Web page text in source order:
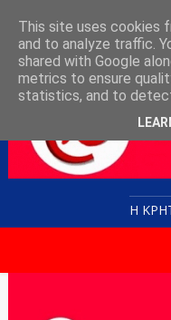
Η
This site uses cookies
and to analyze traffic.
shared with Google
metrics to ensure
statistics, and to